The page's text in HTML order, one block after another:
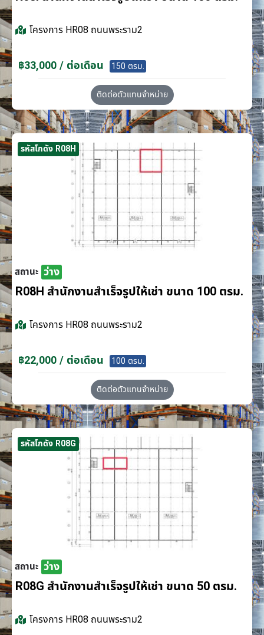
โครงการ HR08 ถนนพระราม2
฿33,000 / ต่อเดือน 150 ตรม.
ติดต่อตัวแทนจำหน่าย
รหัสโกดัง R08H
สถานะ ว่าง
R08H สำนักงานสำเร็จรูปให้เช่า ขนาด 100 ตรม.
โครงการ HR08 ถนนพระราม2
฿22,000 / ต่อเดือน 100 ตรม.
ติดต่อตัวแทนจำหน่าย
รหัสโกดัง R08G
สถานะ ว่าง
R08G สำนักงานสำเร็จรูปให้เช่า ขนาด 50 ตรม.
โครงการ HR08 ถนนพระราม2